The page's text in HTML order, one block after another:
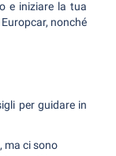
e iniziare la tua
nonché
per guidare in
ma ci sono